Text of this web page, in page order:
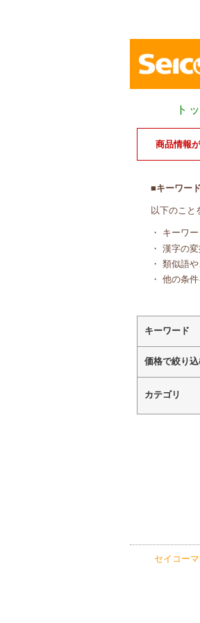
ト
商品情報
■キーワー
以下のこと
・ キーワ
・ 漢字の
・ 類似語
・ 他の条
キーワード
価格で絞り
カテゴリ
セイコー